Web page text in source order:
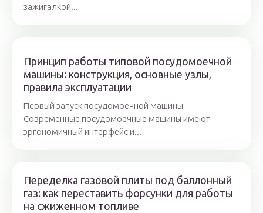
зажигалкой...
Принцип работы типовой посудомоечной
машины: конструкция, основные узлы,
правила эксплуатации
Первый запуск посудомоечной машины
Современные посудомоечные машины имеют
эргономичный интерфейс и...
Переделка газовой плиты под баллонный
газ: как переставить форсунки для работы
на сжиженном топливе